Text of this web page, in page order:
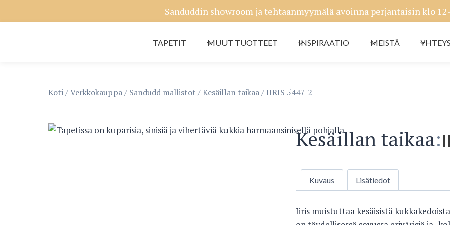
sisältöön
Sanduddin showroom ja tehtaanmyymälä avoinna perjantaisin klo
TAPETIT MUUT TUOTTEET INSPIRAATIO MEISTÄ
Koti/Verkkokauppa/ Sandudd mallistot /Kesäillan taikaa/ IIRIS 5447-2
Kesäillan taikaa:
Kuvaus Lisätiedot
Iiris muistuttaa kesäisistä